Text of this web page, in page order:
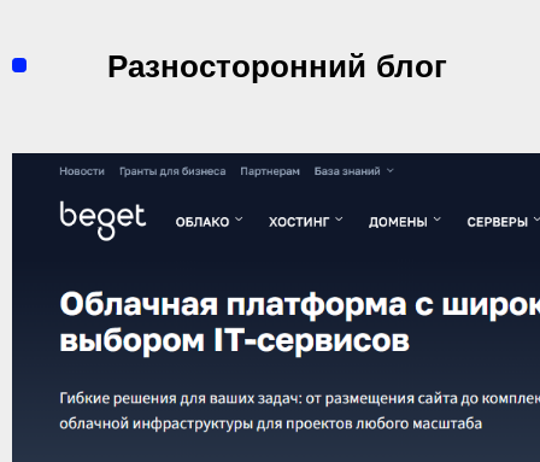
содержимомуРазносторонний блог